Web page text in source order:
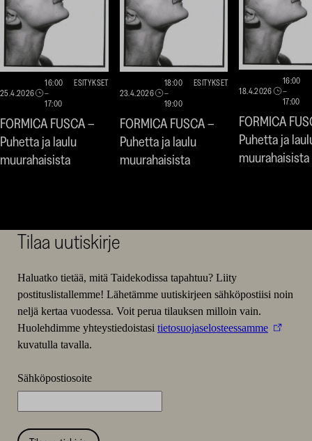
25.4.2026
16:00
–
17:00
ESITYKSET
FORMICA FUSCA –
Puhetta ja laulu
muurahaisista
23.4.2026
18:00
–
19:00
ESITYKSET
FORMICA FUSCA –
Puhetta ja laulu
muurahaisista
18.4.2026
16:00
–
17:00
FORMICA
Puhetta ja
muurahaisista
Tilaa uutiskirje
Haluatko tietää, mitä Taidekodissa tapahtuu? Liity
postituslistallemme! Lähetämme uutiskirjeen sähköpostiisi noin
neljä kertaa vuodessa. Voit perua tilauksen milloin vain.
Huolehdimme yhteystiedoistasi tietosuojaselosteessamme
kuvatulla tavalla.
Sähköpostiosoite